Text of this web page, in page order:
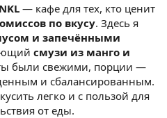
— кафе для тех, кто ценит
по вкусу. Здесь я
и запечёнными
смузи из манго и
были свежими, порции —
и сбалансированным.
легко и с пользой для
от еды.